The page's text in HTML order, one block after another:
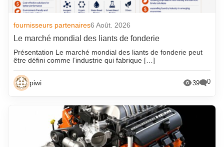
fournisseurs partenaires6 Août. 2026
Le marché mondial des liants de fonderie
Présentation Le marché mondial des liants de fonderie peut
être défini comme l’industrie qui fabrique […]
piwi 39 0